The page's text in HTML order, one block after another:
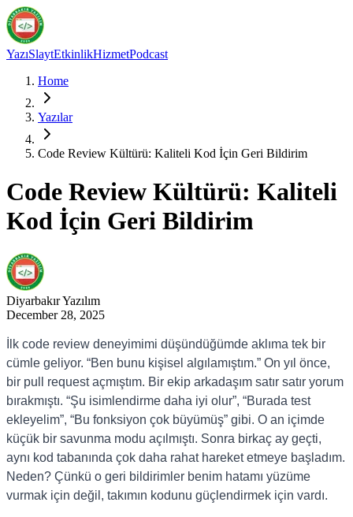
YazıSlaytEtkinlikHizmetPodcast
Home
Yazılar
Code Review Kültürü: Kaliteli Kod İçin Geri Bildirim
Code Review Kültürü: Kaliteli
Kod İçin Geri Bildirim
DiyarbakırYazılım
December 28, 2025
İlk code review deneyimimi düşündüğümde aklıma tek bir
cümle geliyor. “Ben bunu kişisel algılamıştım.” On yıl önce,
bir pull request açmıştım. Bir ekip arkadaşım satır satır yorum
bırakmıştı. “Şu isimlendirme daha iyi olur”, “Burada test
ekleyelim”, “Bu fonksiyon çok büyümüş” gibi. O an içimde
küçük bir savunma modu açılmıştı. Sonra birkaç ay geçti,
aynı kod tabanında çok daha rahat hareket etmeye başladım.
Neden? Çünkü o geri bildirimler benim hatamı yüzüme
vurmak için değil, takımın kodunu güçlendirmek için vardı.